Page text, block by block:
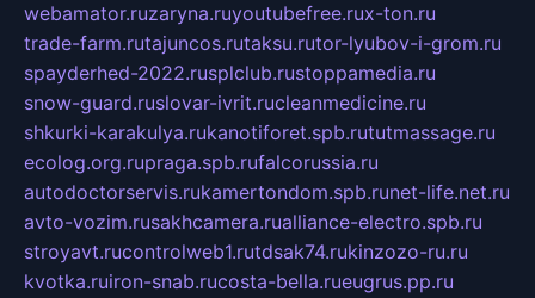
webamator.ruzaryna.ruyoutubefree.rux-ton.ru
trade-farm.rutajuncos.rutaksu.rutor-lyubov-i-grom.ru
spayderhed-2022.rusplclub.rustoppamedia.ru
snow-guard.ruslovar-ivrit.rucleanmedicine.ru
shkurki-karakulya.rukanotiforet.spb.rututmassage.ru
ecolog.org.rupraga.spb.rufalcorussia.ru
autodoctorservis.rukamertondom.spb.runet-life.net.ru
avto-vozim.rusakhcamera.rualliance-electro.spb.ru
stroyavt.rucontrolweb1.rutdsak74.rukinzozo-ru.ru
kvotka.ruiron-snab.rucosta-bella.rueugrus.pp.ru